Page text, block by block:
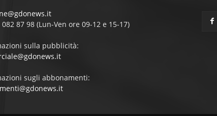
082 87 98 (Lun-Ven ore 09-12 e 15-17)
sulla pubblicità:
sugli abbonamenti: